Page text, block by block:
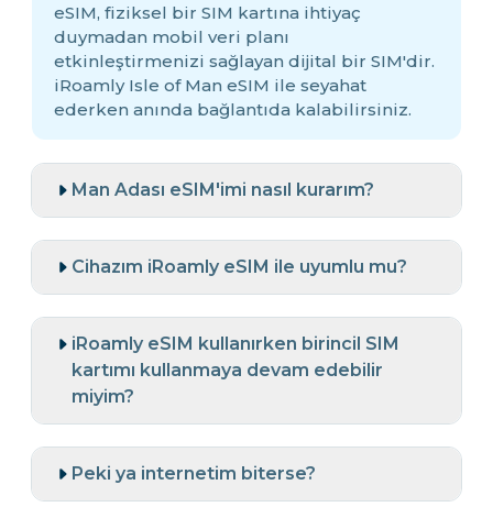
eSIM, fiziksel bir SIM kartına ihtiyaç
duymadan mobil veri planı
etkinleştirmenizi sağlayan dijital bir SIM'dir.
iRoamly Isle of Man eSIM ile seyahat
ederken anında bağlantıda kalabilirsiniz.
Man Adası eSIM'imi nasıl kurarım?
Cihazım iRoamly eSIM ile uyumlu mu?
iRoamly eSIM kullanırken birincil SIM
kartımı kullanmaya devam edebilir
miyim?
Peki ya internetim biterse?